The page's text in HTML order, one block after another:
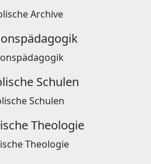
Archive
Schulen
Theologie